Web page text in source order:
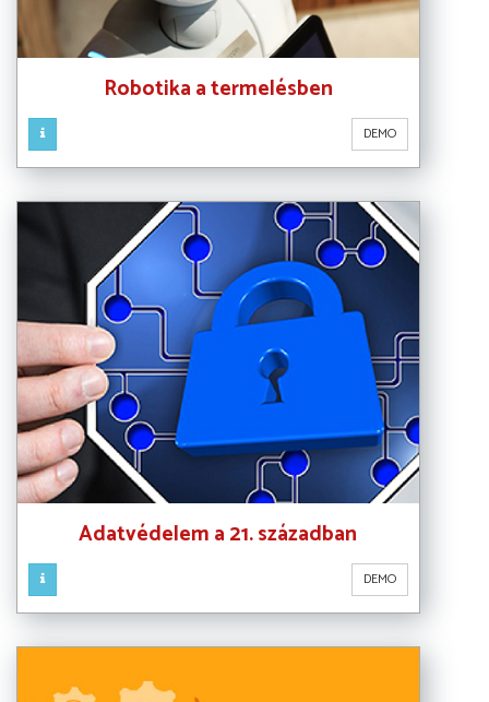
Robotika a termelésben
DEMO
Adatvédelem a 21. században
DEMO